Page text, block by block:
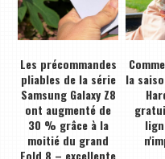
Les précommandes
pliables de la série
Samsung Galaxy Z8
ont augmenté de
30 % grâce à la
moitié du grand
la